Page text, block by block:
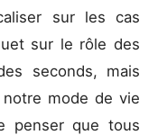
sur les cas
sur le rôle des
seconds, mais
mode de vie
penser que tous